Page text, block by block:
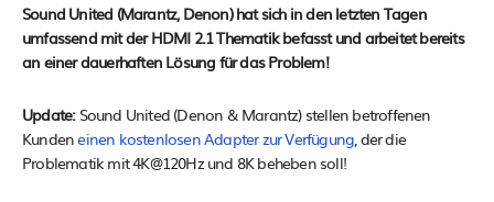
Sound United (Marantz, Denon) hat sich in den letzten Tagen
umfassend mit der HDMI 2.1 Thematik befasst und arbeitet bereits
an einer dauerhaften Lösung für das Problem!
Update:Sound United (Denon & Marantz) stellen betroffenen
Kundeneinen kostenlosen Adapter zur Verfügung , der die
Problematik mit 4K@120Hz und 8K beheben soll!